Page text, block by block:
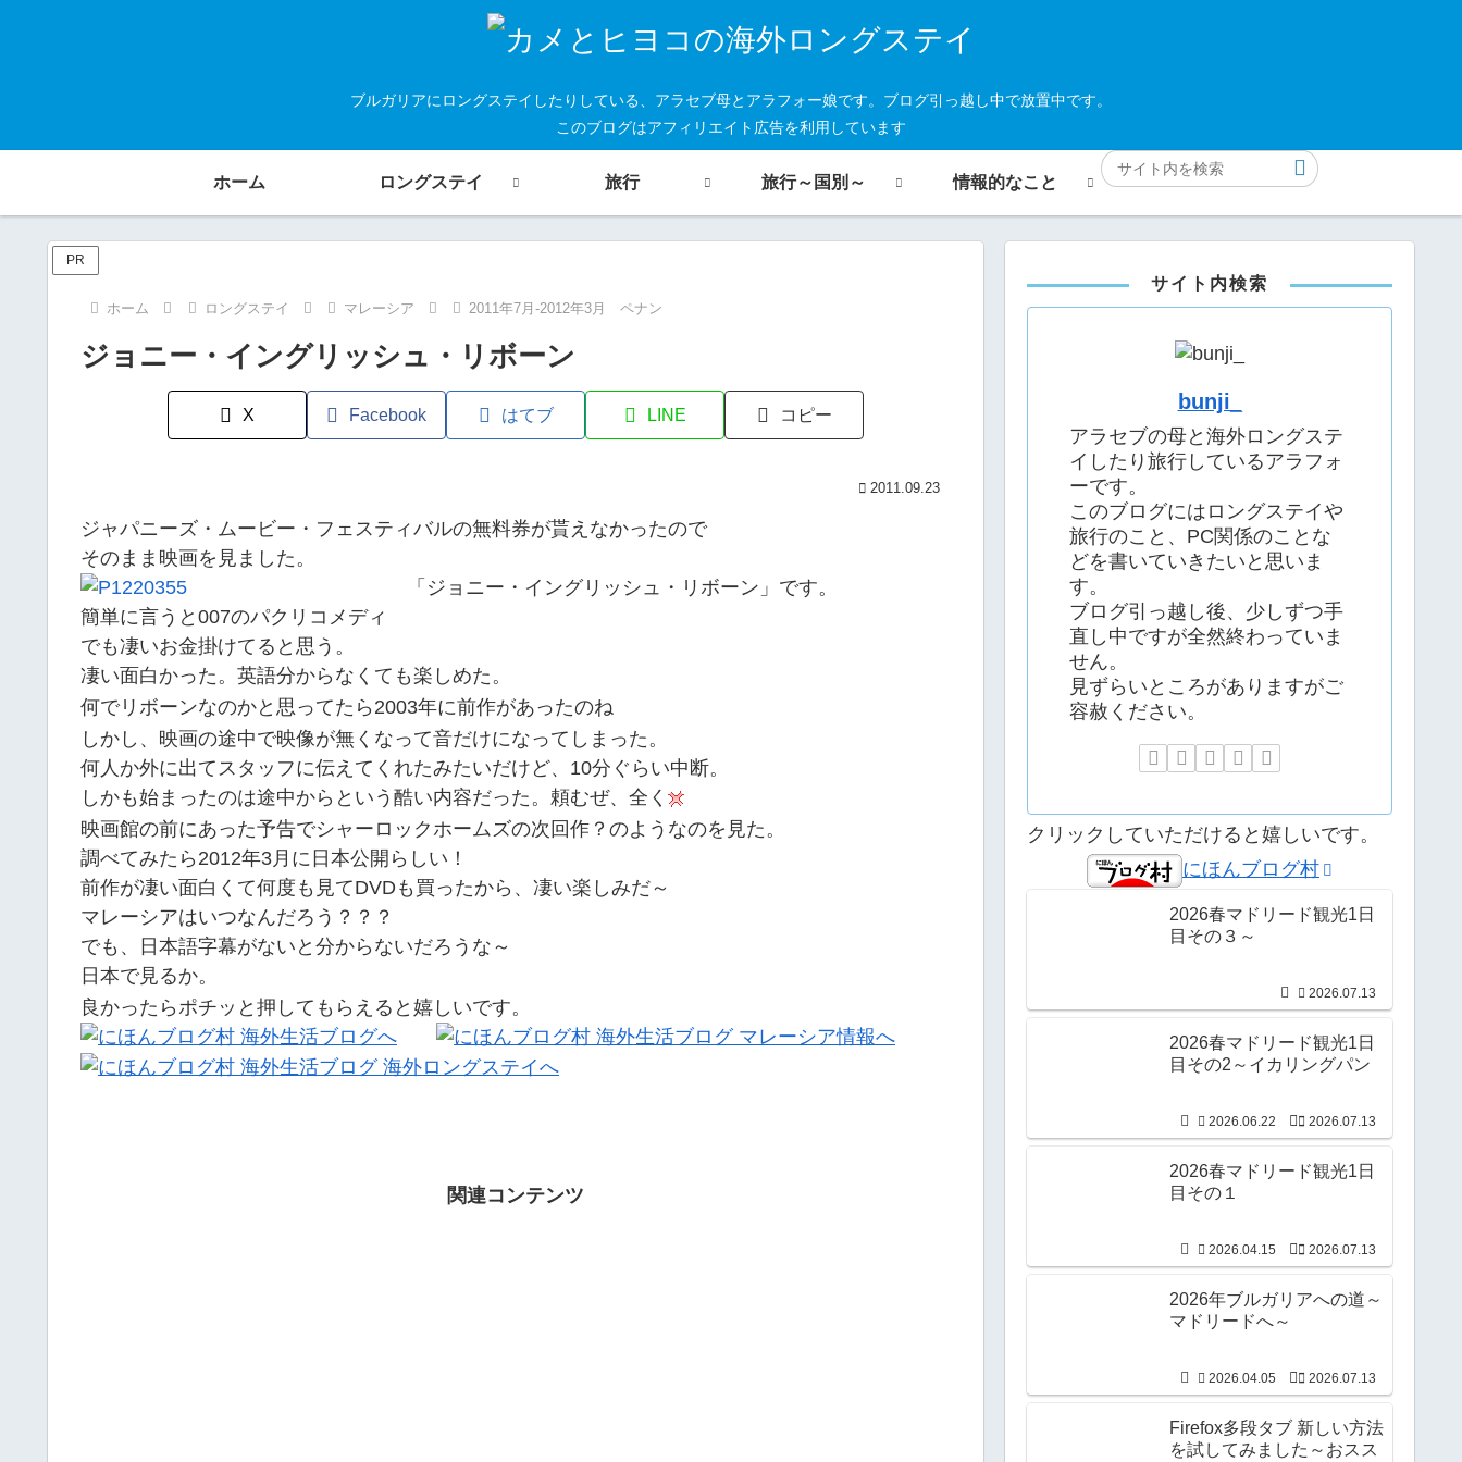
ブルガリアにロングステイしたりしている、アラセブ母とアラフォー娘です。ブログ引っ越し中で放置中です。
このブログはアフィリエイト広告を利用しています
ホーム ロングステイ 旅行 旅行～国別～ 情報的なこと
PR
ホーム ロングステイ マレーシア 2011年7月-2012年3月 ペナン
ジョニー・イングリッシュ・リボーン
X Facebook はてブ LINE コピー
2011.09.23
ジャパニーズ・ムービー・フェスティバルの無料券が貰えなかったので
そのまま映画を見ました。
「ジョニー・イングリッシュ・リボーン」です。
簡単に言うと007のパクリコメディ
でも凄いお金掛けてると思う。
凄い面白かった。英語分からなくても楽しめた。
何でリボーンなのかと思ってたら2003年に前作があったのね
しかし、映画の途中で映像が無くなって音だけになってしまった。
何人か外に出てスタッフに伝えてくれたみたいだけど、10分ぐらい中断。
しかも始まったのは途中からという酷い内容だった。頼むぜ、全く
映画館の前にあった予告でシャーロックホームズの次回作？のようなのを見た。
調べてみたら2012年3月に日本公開らしい！
前作が凄い面白くて何度も見てDVDも買ったから、凄い楽しみだ～
マレーシアはいつなんだろう？？？
でも、日本語字幕がないと分からないだろうな～
日本で見るか。
良かったらポチッと押してもらえると嬉しいです。
関連コンテンツ
サイト内検索
bunji_
アラセブの母と海外ロングステ
イしたり旅行しているアラフォ
ーです。
このブログにはロングステイや
旅行のこと、PC関係のことな
どを書いていきたいと思いま
す。
ブログ引っ越し後、少しずつ手
直し中ですが全然終わっていま
せん。
見ずらいところがありますがご
容赦ください。
クリックしていただけると嬉しいです。
にほんブログ村
2026春マドリード観光1日
目その３～
2026.07.13
2026春マドリード観光1日
目その2～イカリングパン
2026.06.22 2026.07.13
2026春マドリード観光1日
目その１
2026.04.15 2026.07.13
2026年ブルガリアへの道～
マドリードへ～
2026.04.05 2026.07.13
Firefox多段タブ 新しい方法
を試してみました～おスス